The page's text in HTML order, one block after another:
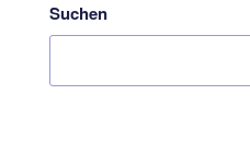
Suchen